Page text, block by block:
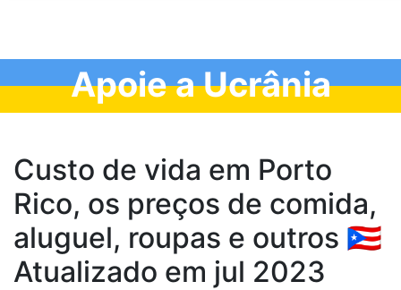
Apoie a Ucrânia
Custo de vida em Porto
Rico, os preços de comida,
aluguel, roupas e outros 🇵🇷
Atualizado em jul 2023